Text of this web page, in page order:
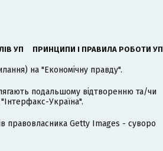
УП ПРИНЦИПИ І ПРАВИЛА РОБОТИ УП
на "Економічну правду".
подальшому відтворенню та/чи
Україна".
правовласника Getty Images - суворо